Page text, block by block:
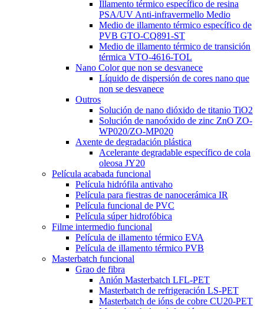
Illamento térmico específico de resina
PSA/UV Anti-infravermello Medio
Medio de illamento térmico específico de
PVB GTO-CQ891-ST
Medio de illamento térmico de transición
térmica VTO-4616-TOL
Nano Color que non se desvanece
Líquido de dispersión de cores nano que
non se desvanece
Outros
Solución de nano dióxido de titanio TiO2
Solución de nanoóxido de zinc ZnO ZO-
WP020/ZO-MP020
Axente de degradación plástica
Acelerante degradable específico de cola
oleosa JY20
Película acabada funcional
Película hidrófila antivaho
Película para fiestras de nanocerámica IR
Película funcional de PVC
Película súper hidrofóbica
Filme intermedio funcional
Película de illamento térmico EVA
Película de illamento térmico PVB
Masterbatch funcional
Grao de fibra
Anión Masterbatch LFL-PET
Masterbatch de refrigeración LS-PET
Masterbatch de ións de cobre CU20-PET